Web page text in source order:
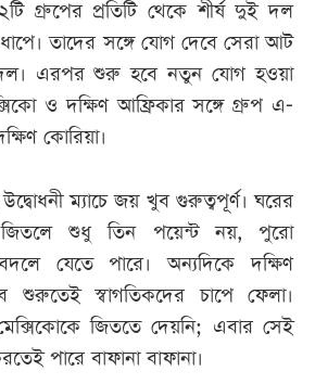
গ্রুপের প্রতিটি থেকে শীর্ষ দুই দল
তাদের সঙ্গে যোগ দেবে সেরা আট
দল। এরপর শুরু হবে নতুন যোগ হওয়া
ও দক্ষিণ আফ্রিকার সঙ্গে গ্রুপ এ-
কোরিয়া।
ম্যাচে জয় খুব গুরুত্বপূর্ণ। ঘরের
জিতলে শুধু তিন পয়েন্ট নয়, পুরো
যেতে পারে। অন্যদিকে দক্ষিণ
শুরুতেই স্বাগতিকদের চাপে ফেলা।
জিততে দেয়নি; এবার সেই
পারে বাফানা বাফানা।